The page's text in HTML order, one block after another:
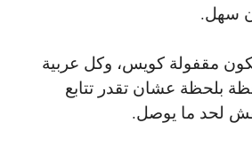
سهل.
مقفولة كويس، وكل عربية
بلحظة عشان تقدر تتابع
لحد ما يوصل.